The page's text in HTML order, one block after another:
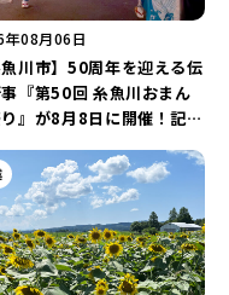
年08月06日
魚川市】50周年を迎える伝
『第50回 糸魚川おまん
』が8月8日に開催！記念
しもう♪